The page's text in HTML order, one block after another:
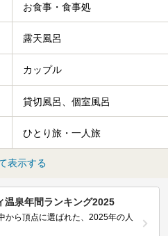
お食事・食事処
露天風呂
カップル
貸切風呂、個室風呂
ひとり旅・一人旅
表示する
温泉年間ランキング2025
から頂点に選ばれた、2025年の人